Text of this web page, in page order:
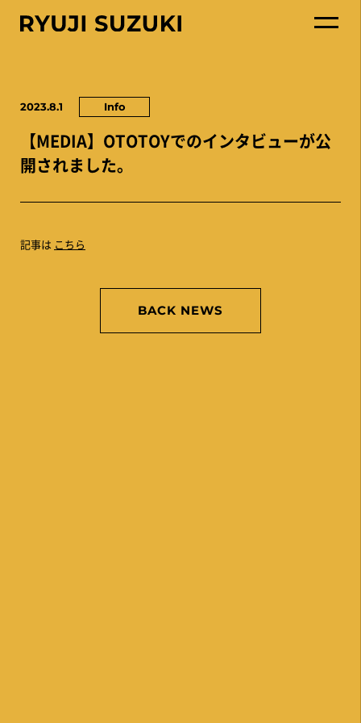
2023.8.1 Info
【MEDIA】OTOTOYでのインタビューが公
開されました。
記事は こちら
BACK NEWS